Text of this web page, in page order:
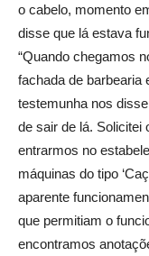
o cabelo, momento
disse que lá estava
“Quando chegamos
fachada de barbearia
testemunha nos
de sair de lá. Solicitei
entrarmos no
máquinas do tipo
aparente
que permitiam o
encontramos